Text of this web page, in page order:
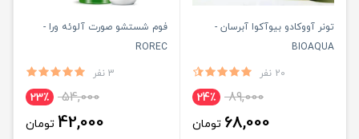
تونر آووکادو بیوآکوا آبرسان -
BIOAQUA
20 نفر
89,000 24٪
68,000 تومان
فوم شستشو صورت آلوئه ورا -
ROREC
3 نفر
54,000 23٪
42,000 تومان